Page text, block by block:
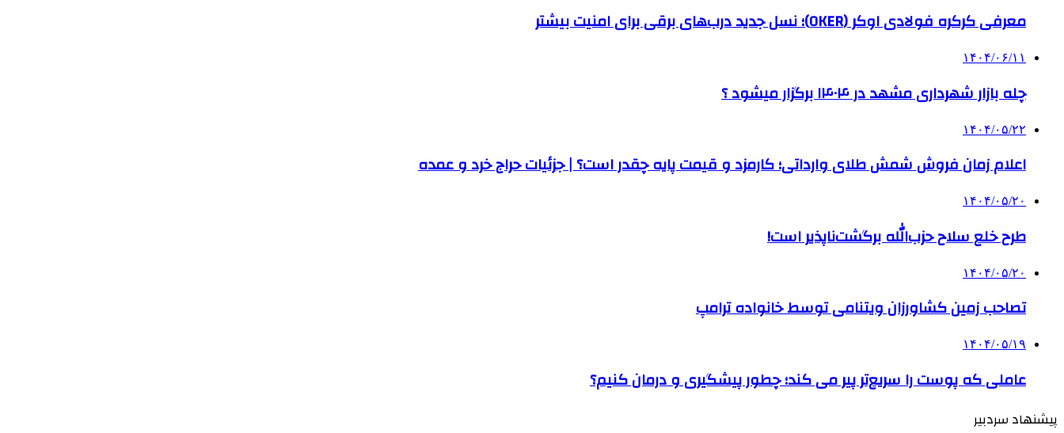
معرفی کرکره فولادی اوکر (OKER)؛ نسل جدید درب‌های برقی برای امنیت بیشتر
۱۴۰۴/۰۶/۱۱
چله بازار شهرداری مشهد در ۱۴۰۴ برگزار میشود ؟
۱۴۰۴/۰۵/۲۲
اعلام زمان فروش شمش طلای وارداتی؛ کارمزد و قیمت پایه چقدر است؟ | جزئیات حراج خرد و عمده
۱۴۰۴/۰۵/۲۰
طرح خلع سلاح حزب‌الله برگشت‌ناپذیر است!
۱۴۰۴/۰۵/۲۰
تصاحب زمین کشاورزان ویتنامی توسط خانواده ترامپ
۱۴۰۴/۰۵/۱۹
عاملی که پوست را سریع‌تر پیر می کند؛ چطور پیشگیری و درمان کنیم؟
پیشنهاد سردبیر